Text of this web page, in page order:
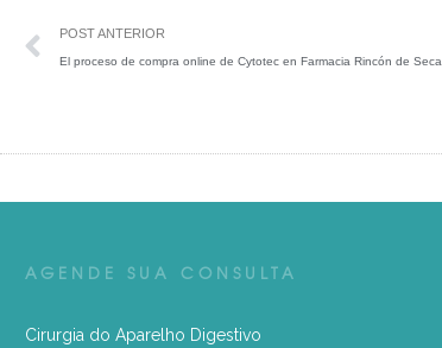
POST ANTERIOR
El proceso de compra online de Cytotec en Farmacia Rincón de Seca
AGENDE SUA CONSULTA
Cirurgia do Aparelho Digestivo